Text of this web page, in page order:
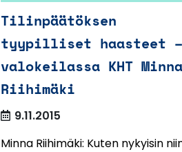
Tilinpäätöksen
tyypilliset haasteet –
valokeilassa KHT Minna
Riihimäki
9.11.2015
Minna Riihimäki: Kuten nykyisin